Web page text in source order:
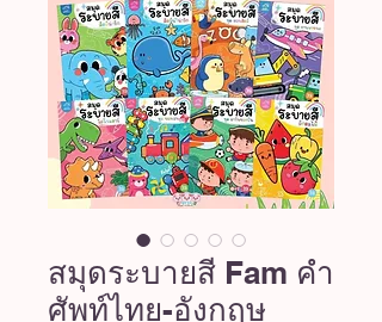
สมุดระบายสี Fam คำ
ศัพท์ไทย-อังกฤษ